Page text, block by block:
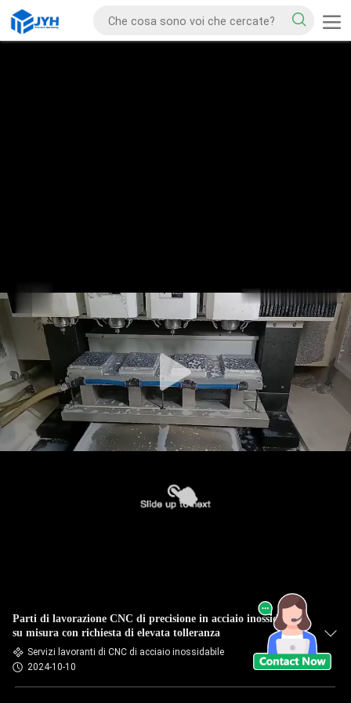
Parti di lavorazione CNC di precisione in acciaio inossidabile
su misura con richiesta di elevata tolleranza
Servizi lavoranti di CNC di acciaio inossidabile
2024-10-10